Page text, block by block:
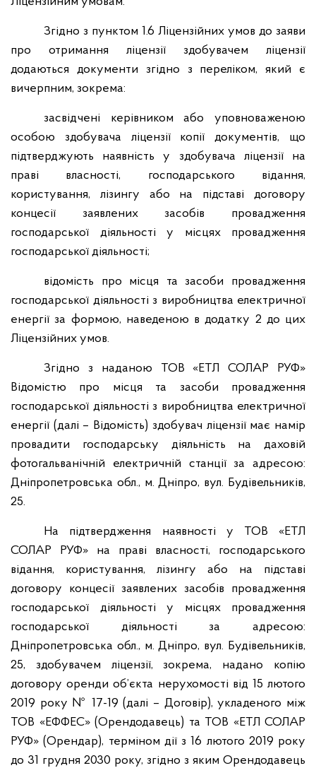
Згідно з пунктом 1.6 Ліцензійних умов до заяви
про отримання ліцензії здобувачем ліцензії
додаються документи згідно з переліком, який є
вичерпним, зокрема:
засвідчені керівником або уповноваженою
особою здобувача ліцензії копії документів, що
підтверджують наявність у здобувача ліцензії на
праві власності, господарського відання,
користування, лізингу або на підставі договору
концесії заявлених засобів провадження
господарської діяльності у місцях провадження
господарської діяльності;
відомість про місця та засоби провадження
господарської діяльності з виробництва електричної
енергії за формою, наведеною в додатку 2 до цих
Ліцензійних умов.
Згідно з наданою ТОВ «ЕТЛ СОЛАР РУФ»
Відомістю про місця та засоби провадження
господарської діяльності з виробництва електричної
енергії (далі – Відомість) здобувач ліцензії має намір
провадити господарську діяльність на даховій
фотогальванічній електричній станції за адресою:
Дніпропетровська обл., м. Дніпро, вул. Будівельників,
25.
На підтвердження наявності у ТОВ «ЕТЛ
СОЛАР РУФ» на праві власності, господарського
відання, користування, лізингу або на підставі
договору концесії заявлених засобів провадження
господарської діяльності у місцях провадження
господарської діяльності за адресою:
Дніпропетровська обл., м. Дніпро, вул. Будівельників,
25, здобувачем ліцензії, зокрема, надано копію
договору оренди об’єкта нерухомості від 15 лютого
2019 року № 17-19 (далі – Договір), укладеного між
ТОВ «ЕФФЕС» (Орендодавець) та ТОВ «ЕТЛ СОЛАР
РУФ» (Орендар), терміном дії з 16 лютого 2019 року
до 31 грудня 2030 року, згідно з яким Орендодавець